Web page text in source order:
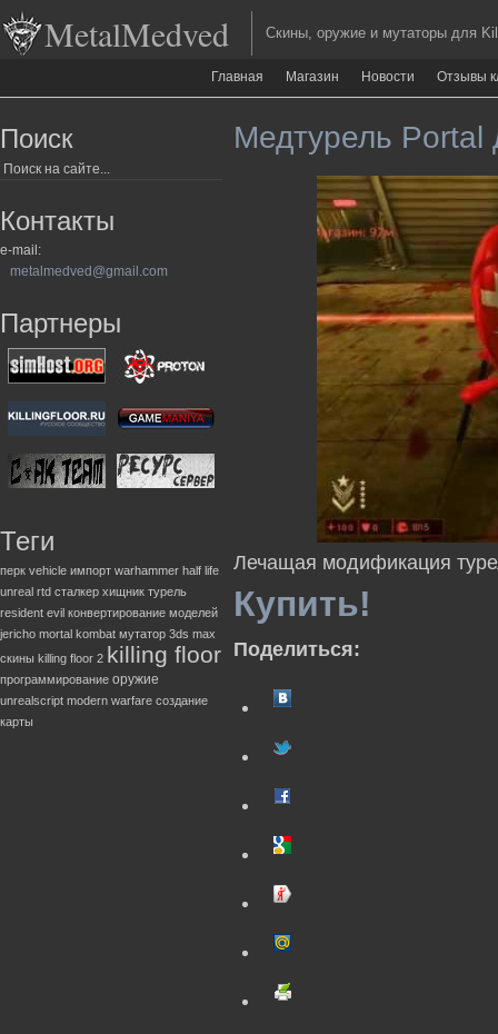
MetalMedved Скины, оружие и мутаторы для
Главная Магазин Новости Отзывы
Поиск
Контакты
e-mail:
metalmedved@gmail.com
Партнеры
Теги
перк vehicle импорт warhammer half life
unreal rtd сталкер хищник турель
resident evil конвертирование моделей
jericho mortal kombat мутатор 3ds max
скины killing floor 2 killing floor
программирование оружие
unrealscript modern warfare создание
карты
Медтурель Portal
Лечащая модификация
Купить!
Поделиться: